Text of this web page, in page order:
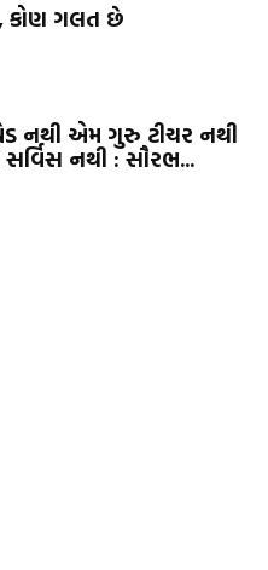
કોણ ગલત છે
નથી એમ ગુરુ ટીચર નથી
નથી : સૌરભ...